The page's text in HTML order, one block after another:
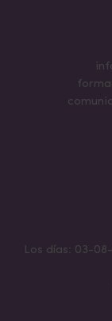
Los días: 03-